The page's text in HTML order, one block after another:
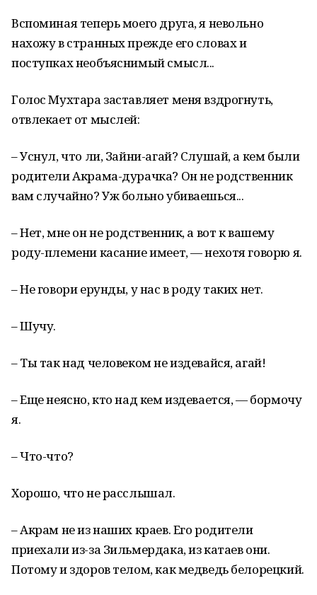
Вспоминая теперь моего друга, я невольно
нахожу в странных прежде его словах и
поступках необъяснимый смысл...
Голос Мухтара заставляет меня вздрогнуть,
отвлекает от мыслей:
– Уснул, что ли, Зайни-агай? Слушай, а кем были
родители Акрама-дурачка? Он не родственник
вам случайно? Уж больно убиваешься...
– Нет, мне он не родственник, а вот к вашему
роду-племени касание имеет, — нехотя говорю я.
– Не говори ерунды, у нас в роду таких нет.
– Шучу.
– Ты так над человеком не издевайся, агай!
– Еще неясно, кто над кем издевается, — бормочу
я.
– Что-что?
Хорошо, что не расслышал.
– Акрам не из наших краев. Его родители
приехали из-за Зильмердака, из катаев они.
Потому и здоров телом, как медведь белорецкий.